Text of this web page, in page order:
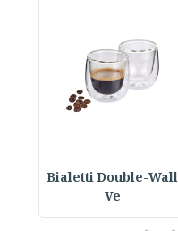
Bialetti Double-Wall
Ve